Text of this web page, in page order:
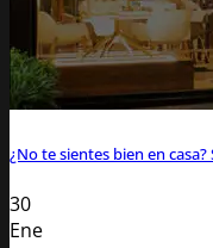
¿No te sientes bien en
30
Ene